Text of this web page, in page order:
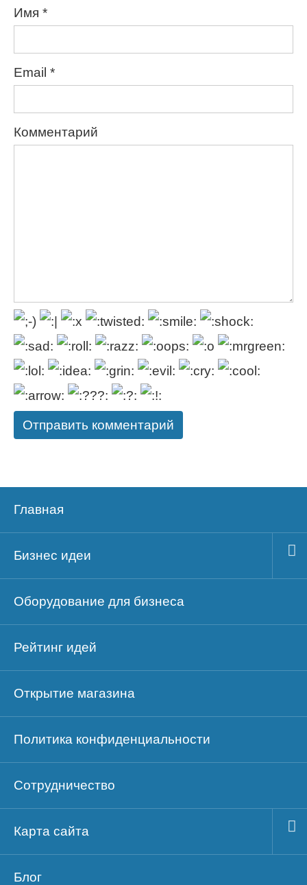
Имя *
Email *
Комментарий
Главная
Бизнес идеи
Оборудование для бизнеса
Рейтинг идей
Открытие магазина
Политика конфиденциальности
Сотрудничество
Карта сайта
Блог